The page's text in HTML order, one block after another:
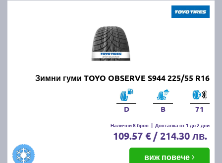
Зимни гуми TOYO OBSERVE S944 225/55 R16
D B 71
Налични 8 броя | Доставка от 1 до 2 дни
109.57 € / 214.30 лв.
виж повече